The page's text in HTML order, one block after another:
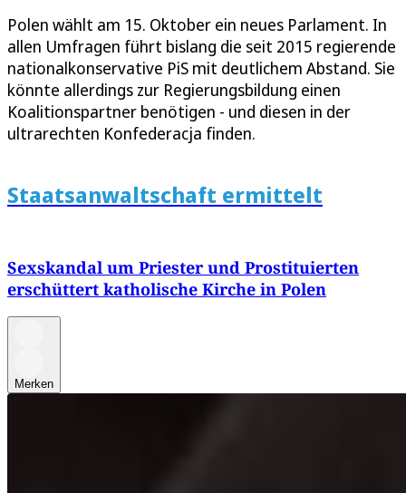
Polen wählt am 15. Oktober ein neues Parlament. In
allen Umfragen führt bislang die seit 2015 regierende
nationalkonservative PiS mit deutlichem Abstand. Sie
könnte allerdings zur Regierungsbildung einen
Koalitionspartner benötigen - und diesen in der
ultrarechten Konfederacja finden.
Staatsanwaltschaft ermittelt
Sexskandal um Priester und Prostituierten
erschüttert katholische Kirche in Polen
Merken